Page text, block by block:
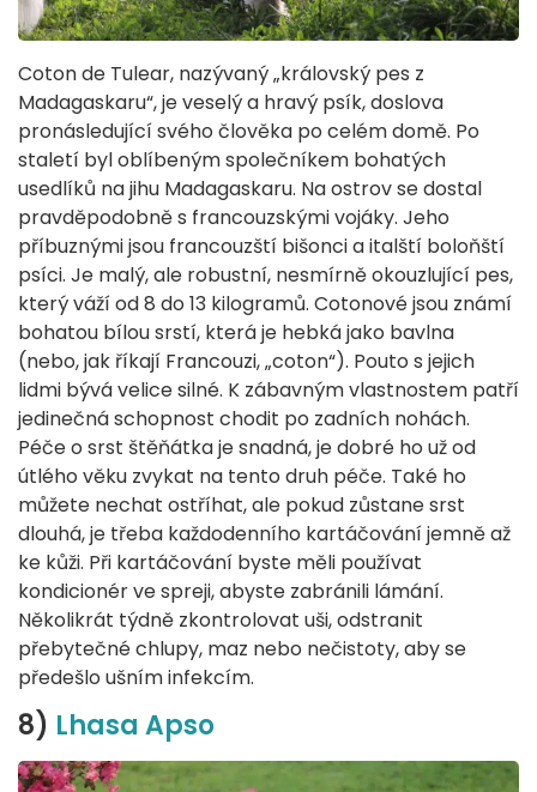
Coton de Tulear, nazývaný „královský pes z
Madagaskaru“, je veselý a hravý psík, doslova
pronásledující svého člověka po celém domě. Po
staletí byl oblíbeným společníkem bohatých
usedlíků na jihu Madagaskaru. Na ostrov se dostal
pravděpodobně s francouzskými vojáky. Jeho
příbuznými jsou francouzští bišonci a italští boloňští
psíci. Je malý, ale robustní, nesmírně okouzlující pes,
který váží od 8 do 13 kilogramů. Cotonové jsou známí
bohatou bílou srstí, která je hebká jako bavlna
(nebo, jak říkají Francouzi, „coton“). Pouto s jejich
lidmi bývá velice silné. K zábavným vlastnostem patří
jedinečná schopnost chodit po zadních nohách.
Péče o srst štěňátka je snadná, je dobré ho už od
útlého věku zvykat na tento druh péče. Také ho
můžete nechat ostříhat, ale pokud zůstane srst
dlouhá, je třeba každodenního kartáčování jemně až
ke kůži. Při kartáčování byste měli používat
kondicionér ve spreji, abyste zabránili lámání.
Několikrát týdně zkontrolovat uši, odstranit
přebytečné chlupy, maz nebo nečistoty, aby se
předešlo ušním infekcím.
8) Lhasa Apso